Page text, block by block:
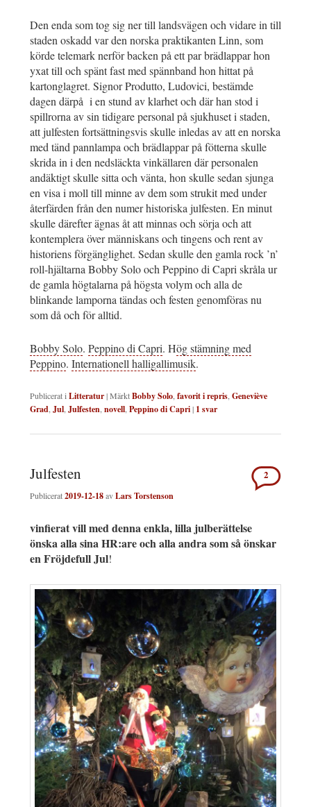
Den enda som tog sig ner till landsvägen och vidare in till
staden oskadd var den norska praktikanten Linn, som
körde telemark nerför backen på ett par brädlappar hon
yxat till och spänt fast med spännband hon hittat på
kartonglagret. Signor Produtto, Ludovici, bestämde
dagen därpå i en stund av klarhet och där han stod i
spillrorna av sin tidigare personal på sjukhuset i staden,
att julfesten fortsättningsvis skulle inledas av att en norska
med tänd pannlampa och brädlappar på fötterna skulle
skrida in i den nedsläckta vinkällaren där personalen
andäktigt skulle sitta och vänta, hon skulle sedan sjunga
en visa i moll till minne av dem som strukit med under
återfärden från den numer historiska julfesten. En minut
skulle därefter ägnas åt att minnas och sörja och att
kontemplera över människans och tingens och rent av
historiens förgänglighet. Sedan skulle den gamla rock ’n’
roll-hjältarna Bobby Solo och Peppino di Capri skråla ur
de gamla högtalarna på högsta volym och alla de
blinkande lamporna tändas och festen genomföras nu
som då och för alltid.
Bobby Solo. Peppino di Capri. Hög stämning med
Peppino. Internationell halligallimusik.
Publicerat iLitteratur|MärktBobby Solo,favorit i repris,Geneviève
Grad,Jul,Julfesten,novell,Peppino di Capri| 1 svar
Julfesten
Publicerat2019-12-18avLars Torstenson
2
vinfierat vill med denna enkla, lilla julberättelse
önska alla sina HR:are och alla andra som så önskar
en Fröjdefull Jul!